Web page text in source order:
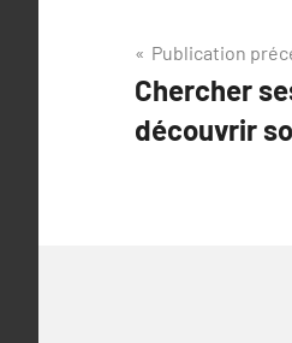
de
l’article
Publication
Chercher
découvrir